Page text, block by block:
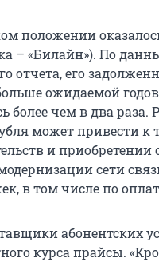
положении
– «Билайн»). По
отчета, его
ожидаемой
более чем в два
может привести к
и приобретении
сети
в том числе по
абонентских
курса прайсы.